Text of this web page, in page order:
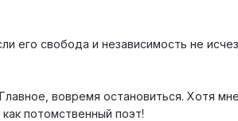
его свобода и независимость не
вовремя остановиться. Хотя
потомственный поэт!